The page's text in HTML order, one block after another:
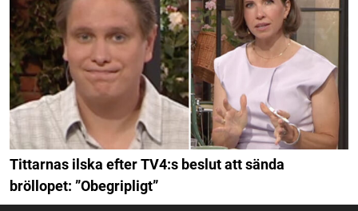
Tittarnas ilska efter TV4:s beslut att sända
bröllopet: ”Obegripligt”